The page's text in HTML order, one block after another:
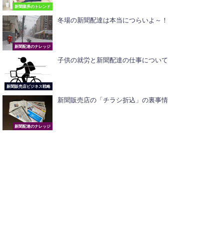
新聞業界のトレンド
新聞配達のナレッジ
冬場の新聞配達は本当につらいよ～！
新聞販売店ビジネス戦略
子供の就労と新聞配達の仕事について
新聞配達のナレッジ
新聞販売店の「チラシ折込」の裏事情